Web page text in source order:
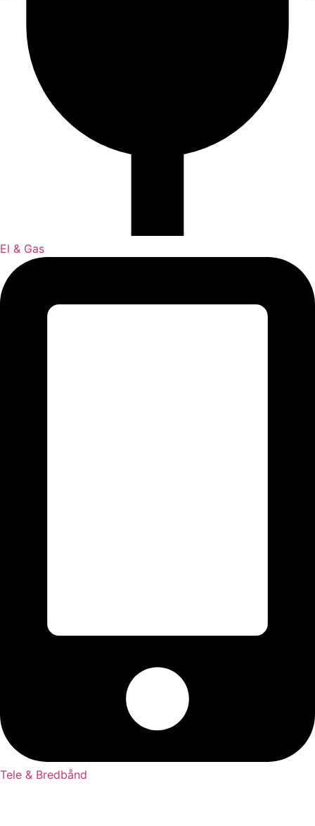
El & Gas
Tele & Bredbånd